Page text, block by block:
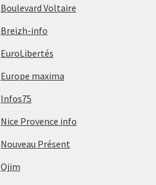
Boulevard Voltaire
Breizh-info
EuroLibertés
Europe maxima
Infos75
Nice Provence info
Nouveau Présent
Ojim